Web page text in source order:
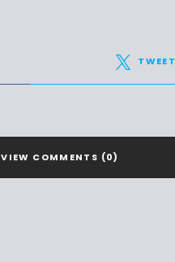
TWEET
VIEW COMMENTS (0)